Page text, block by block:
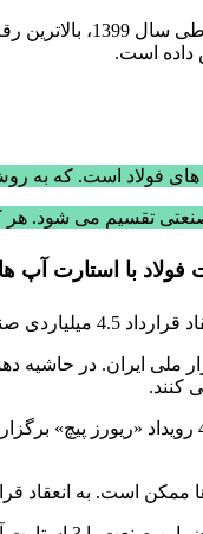
داده است.
فولاد است. که به روش
تقسیم می شود. هر
اینوتکس خبر داد.
کنند.
وی با بیان اینکه در
انعقاد قرارداد منتهی شود.